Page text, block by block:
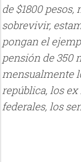
de $1800
sobrevivir,
pongan el
pensión de 350
mensualmente
república, los
federales, los